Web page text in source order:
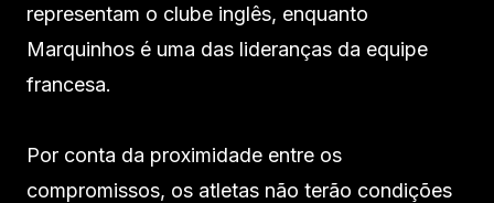
representam o clube inglês, enquanto
Marquinhos é uma das lideranças da equipe
francesa.
Por conta da proximidade entre os
compromissos, os atletas não terão condições